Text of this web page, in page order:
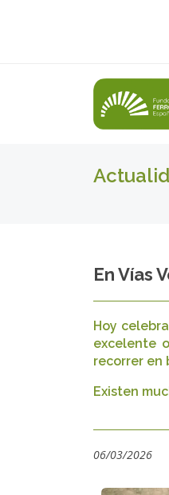
En Vías
Hoy
excelente
recorrer en
Existen
06/03/2026